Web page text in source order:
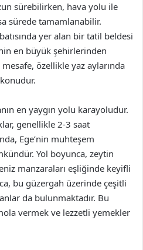
sürebilirken, hava yolu ile
sürede tamamlanabilir.
yer alan bir tatil beldesi
en büyük şehirlerinden
özellikle yaz aylarında
en yaygın yolu karayoludur.
genellikle 2-3 saat
Ege’nin muhteşem
Yol boyunca, zeytin
manzaraları eşliğinde keyifli
bu güzergah üzerinde çeşitli
da bulunmaktadır. Bu
vermek ve lezzetli yemekler